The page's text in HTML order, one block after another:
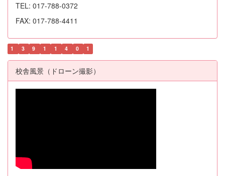
TEL: 017-788-0372
FAX: 017-788-4411
1 3 9 1 1 4 0 1
校舎風景（ドローン撮影）